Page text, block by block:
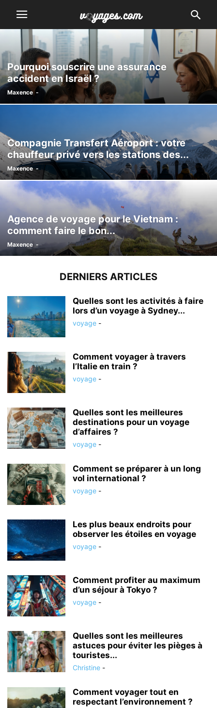
Pourquoi souscrire une assurance
accident en Israël ?
Maxence -
Compagnie Transfert Aéroport : votre
chauffeur privé vers les stations des...
Maxence -
Agence de voyage pour le Vietnam :
comment faire le bon...
Maxence -
DERNIERS ARTICLES
Quelles sont les activités à faire
lors d’un voyage à Sydney...
voyage -
Comment voyager à travers
l’Italie en train ?
voyage -
Quelles sont les meilleures
destinations pour un voyage
d’affaires ?
voyage -
Comment se préparer à un long
vol international ?
voyage -
Les plus beaux endroits pour
observer les étoiles en voyage
voyage -
Comment profiter au maximum
d’un séjour à Tokyo ?
voyage -
Quelles sont les meilleures
astuces pour éviter les pièges à
touristes...
Christine -
Comment voyager tout en
respectant l’environnement ?